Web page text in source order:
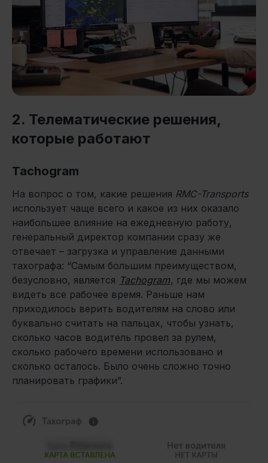
2. Телематические решения,
которые работают
Tachogram
На вопрос о том, какие решения RMC-Transports
использует чаще всего и какое из них оказало
наибольшее влияние на ежедневную работу,
генеральный директор компании сразу же
отвечает – загрузка и управление данными
тахографа: “Самым большим преимуществом,
безусловно, является Tachogram, где мы можем
видеть все рабочее время. Раньше нам
приходилось верить водителям на слово или
буквально считать на пальцах, чтобы узнать,
сколько часов водитель провел за рулем,
сколько рабочего времени использовано и
сколько осталось. Было очень сложно точно
планировать графики”.